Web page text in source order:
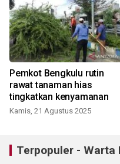
Pemkot Bengkulu rutin
rawat tanaman hias
tingkatkan kenyamanan
Kamis, 21 Agustus 2025
Terpopuler - Warta